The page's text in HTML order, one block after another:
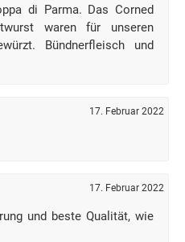
di Parma. Das Corned
waren für unseren
Bündnerfleisch und
17. Februar 2022
17. Februar 2022
und beste Qualität, wie